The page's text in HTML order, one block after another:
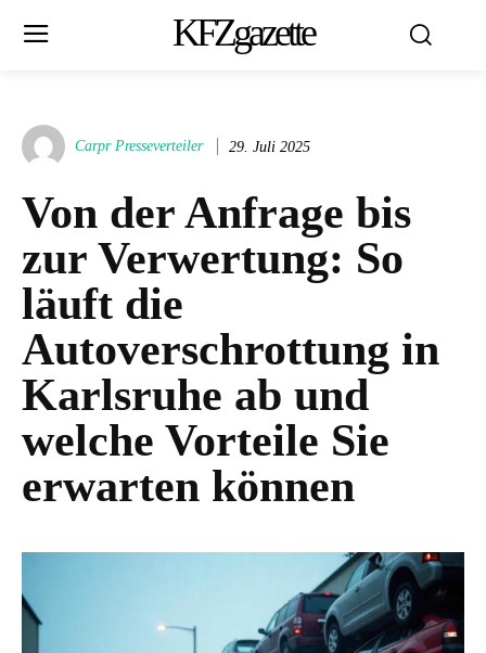
KFZgazette
Carpr Presseverteiler 29. Juli 2025
Von der Anfrage bis
zur Verwertung: So
läuft die
Autoverschrottung in
Karlsruhe ab und
welche Vorteile Sie
erwarten können